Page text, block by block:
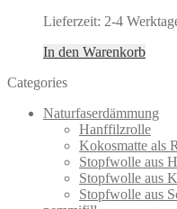
Lieferzeit: 2-4
In den Warenkorb
Categories
Naturfaserdämmung
Hanffilzrolle
Kokosmatte als
Stopfwolle aus
Stopfwolle aus
Stopfwolle aus